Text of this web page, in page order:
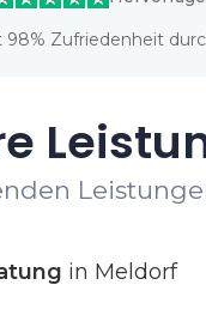
Zufriedenheit
in Meldorf